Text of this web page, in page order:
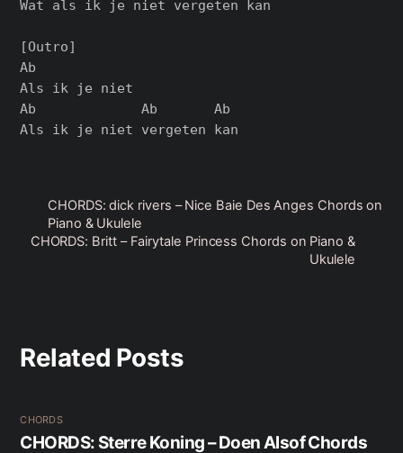
Wat als ik je niet vergeten kan
[Outro]
Ab
Als ik je niet
Ab             Ab       Ab
CHORDS: dick rivers – Nice Baie Des Anges Chords on
Piano & Ukulele
CHORDS: Britt – Fairytale Princess Chords on Piano &
Ukulele
Related Posts
CHORDS
CHORDS: Sterre Koning – Doen Alsof Chords